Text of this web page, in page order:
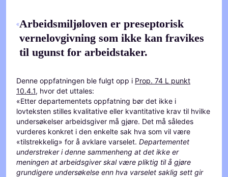
Arbeidsmiljøloven er preseptorisk
vernelovgivning som ikke kan fravikes
til ugunst for arbeidstaker.
Denne oppfatningen ble fulgt opp i Prop. 74 L punkt
10.4.1, hvor det uttales:
«Etter departementets oppfatning bør det ikke i
lovteksten stilles kvalitative eller kvantitative krav til hvilke
undersøkelser arbeidsgiver må gjøre. Det må således
vurderes konkret i den enkelte sak hva som vil være
«tilstrekkelig» for å avklare varselet. Departementet
understreker i denne sammenheng at det ikke er
meningen at arbeidsgiver skal være pliktig til å gjøre
grundigere undersøkelse enn hva varselet saklig sett gir